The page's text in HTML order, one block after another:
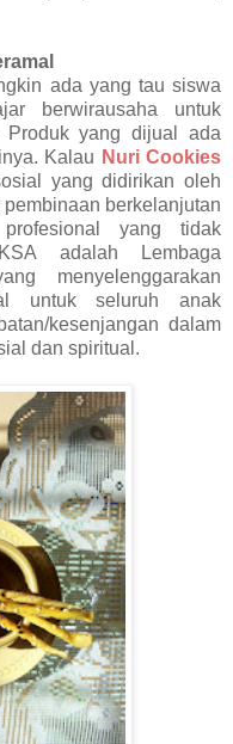
ada yang tau siswa
berwirausaha untuk
Produk yang dijual ada
Kalau Nuri Cookies
yang didirikan oleh
berkelanjutan
yang tidak
adalah Lembaga
menyelenggarakan
untuk seluruh anak
kesenjangan dalam
dan spiritual.